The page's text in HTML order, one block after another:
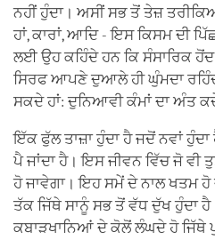
ਨਹੀਂ ਹੁੰਦਾ। ਅਸੀਂ ਸਭ ਤੋਂ ਤੇਜ਼
ਹਾਂ, ਕਾਰਾਂ, ਆਦਿ - ਇਸ ਕਿਸਮ ਦੀ
ਲਈ ਉਹ ਕਹਿੰਦੇ ਹਨ ਕਿ ਸੰਸਾਰਿਕ
ਸਿਰਫ ਆਪਣੇ ਦੁਆਲੇ ਹੀ ਘੁੰਮਦਾ
ਸਕਦੇ ਹਾਂ: ਦੁਨਿਆਵੀ ਕੰਮਾਂ ਦਾ ਅੰਤ
ਇੱਕ ਫੁੱਲ ਤਾਜ਼ਾ ਹੁੰਦਾ ਹੈ ਜਦੋਂ ਨਵਾਂ ਹੁੰਦਾ
ਪੈ ਜਾਂਦਾ ਹੈ। ਇਸ ਜੀਵਨ ਵਿੱਚ ਜੋ ਵੀ
ਹੋ ਜਾਵੇਗਾ। ਇਹ ਸਮੇਂ ਦੇ ਨਾਲ ਖਤਮ ਹੋ
ਤੱਕ ਜਿੱਥੇ ਸਾਨੂੰ ਸਭ ਤੋਂ ਵੱਧ ਦੁੱਖ ਹੁੰਦਾ
ਕਬਾੜਖਾਨਿਆਂ ਦੇ ਕੋਲੋਂ ਲੰਘਦੇ ਹੋ ਜਿੱਥੇ